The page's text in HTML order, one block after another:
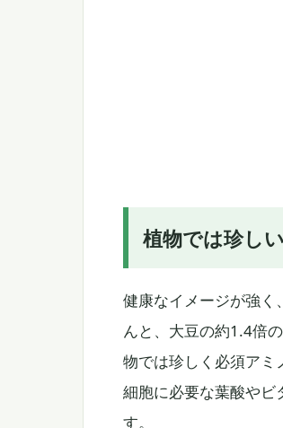
植物では珍し
健康なイメージが強く
んと、大豆の約1.4倍
物では珍しく必須アミ
細胞に必要な葉酸やビ
す。